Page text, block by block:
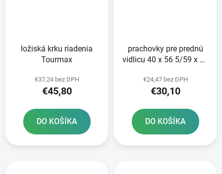
ložiská krku riadenia
Tourmax
€37,24 bez DPH
€45,80
DO KOŠÍKA
prachovky pre prednú
vidlicu 40 x 56 5/59 x 15
ATHENA sada pre 2
tlmiče
€24,47 bez DPH
€30,10
DO KOŠÍKA